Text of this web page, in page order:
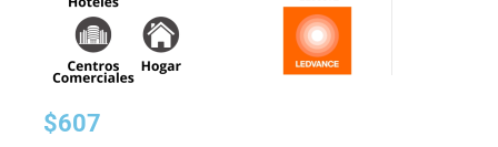
$607